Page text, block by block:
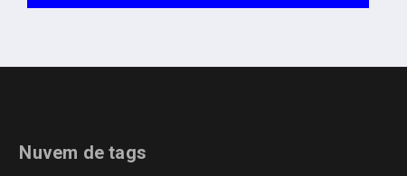
Nuvem de tags